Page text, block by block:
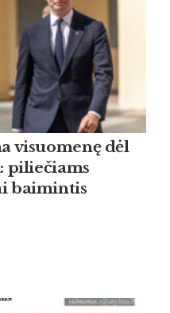
visuomenę dėl
piliečiams
baimintis